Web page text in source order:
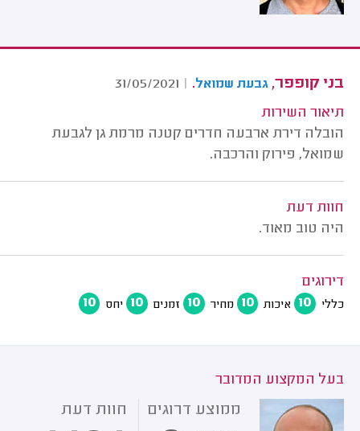
בני קופפר, גבעת שמואל.
|
31/05/2021
תיאור השירות
הובלה דירת ארבעה חדרים קטנה מרמת גן לגבעת
שמואל, פירוק והרכבה.
חוות דעת
היה טוב מאוד.
דירוגים
כללי 10 איכות 10 מחיר 10 זמנים 10 יחס 10
בעל המקצוע המדובר
ממוצע דרוגים חוות דעת